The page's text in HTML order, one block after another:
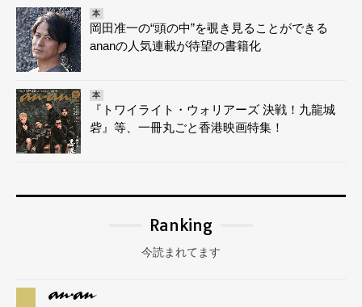
本
岡田准一の“頭の中”を覗き見ることができる
ananの人気連載が待望の書籍化
本
『トワイライト・ウォリアーズ 決戦！九龍城
砦』等、一冊丸ごと香港映画特集！
Ranking
今読まれてます